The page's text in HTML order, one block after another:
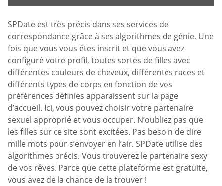
SPDate est très précis dans ses services de
correspondance grâce à ses algorithmes de génie. Une
fois que vous vous êtes inscrit et que vous avez
configuré votre profil, toutes sortes de filles avec
différentes couleurs de cheveux, différentes races et
différents types de corps en fonction de vos
préférences définies apparaissent sur la page
d’accueil. Ici, vous pouvez choisir votre partenaire
sexuel approprié et vous occuper. N’oubliez pas que
les filles sur ce site sont excitées. Pas besoin de dire
mille mots pour s’envoyer en l’air. SPDate utilise des
algorithmes précis. Vous trouverez le partenaire sexy
de vos rêves. Parce que cette plateforme est gratuite,
vous avez de la chance de la trouver !